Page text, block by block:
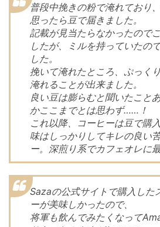
普段中挽きの粉で淹れており
思ったら豆で届きました。
記載が見当たらなかったので
したが、ミルを持っていたの
した。
挽いて淹れたところ、ぷっく
淹れることが出来ました。
良い豆は膨らむと聞いたこと
かここまでとは思わず……！
これ以降、コーヒーは豆で購
味はしっかりしてキレの良い
ー。深煎り系でカフェオレに最
Sazaの公式サイトで購入した
ーが美味しかったので、
将軍も飲んでみたくなって